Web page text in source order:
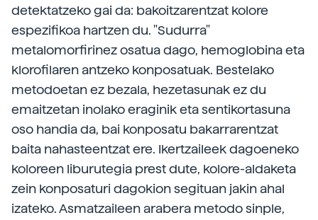
detektatzeko gai da: bakoitzarentzat kolore
espezifikoa hartzen du. "Sudurra"
metalomorfirinez osatua dago, hemoglobina eta
klorofilaren antzeko konposatuak. Bestelako
metodoetan ez bezala, hezetasunak ez du
emaitzetan inolako eraginik eta sentikortasuna
oso handia da, bai konposatu bakarrarentzat
baita nahasteentzat ere. Ikertzaileek dagoeneko
koloreen liburutegia prest dute, kolore-aldaketa
zein konposaturi dagokion segituan jakin ahal
izateko. Asmatzaileen arabera metodo sinple,